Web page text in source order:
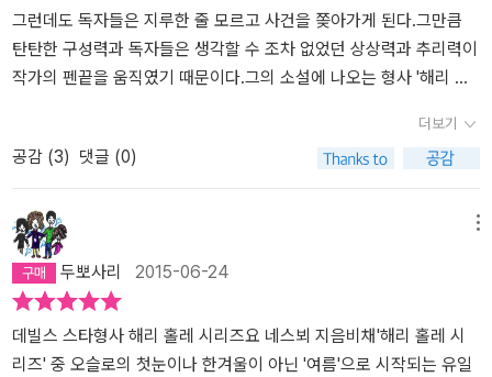
어. 그러면서 무단 결근을 밥 먹듯 했고, 삶의 목적도 잃은 것 같았어.
애인이었던 라켈과도 멀어지게 되었어. 묄레르 경정는 해리의 능력을
알기 때문에 그를 보호해 주었는데, 해리의무단 결근이 길어지니 더
인을 해야 하는 상사가 휴가 중이라서 아직 보직을 유지하고 있었지.
그 때 카밀라의 살인 사건이 발생해서 출동하게 된 거야. 해리는여전
히 술에 취해 있어 말썽만 부려서 그 사건에서 빼고 다른 일을 시켰어.
중요하지도 않고 귀찮기만일에 말이야.연출가로 유명한 빌리라는 사
람의 부인 리즈베트의 실종 사건이었어. 실종된지 몇 시간도 안되었
는데, 빌리가 신고를 한 거야. 과잉반응이지.. 그런데, 며칠 뒤 리즈베
트의 가운데 손가락이경찰서로 배달이 되었어. 그걸 보는 순간 그 전
의 카밀라 살인 사건과 연관이 있다고 생각했지. 하지만, 특별한 증거
는 없었어. 그러다가세번째 희생자가 발견되었어. 변호사 사무실에서
끼 손가락을 내려다 보았다.제가 이슬람교도에 대해 좀 아는데 아마
반장님도 아실 겁니다. 그놈들에게 비키니를 입고 돌아다니는 여자는
강간해달라고 사정하는 거나 마찬가지죠. 그런 여자들을 강간하는 건
죠.이슬람교를 기독교와 착각한 거 같군. - 105마침 위의 내용이 시의
적절하고 왠지 팩트폭격같은 느낌이 들어서....이 책 이야기는 아니지
만, 이방인에 대한 편견과 그를 답습하기만 하는 게으름, 무지 등등은
충분히 생각하고 논의되어야 하는 문제다. 이제와서... 라는 늦은 감이
있지만.2018. jul.
그런데도 독자들은 지루한 줄 모르고 사건을 쫒아가게 된다.그만큼
탄탄한 구성력과 독자들은 생각할 수 조차 없었던 상상력과 추리력이
작가의 펜끝을 움직였기 때문이다.그의 소설에 나오는 형사 '해리 홀
'톰 블레르'가 모든 상관이 탐내는 리더심이 강하고 형사라면 '해리 홀
레'는 외톨이에 술고래다.그렇지만 사건 해결력에 있어서는 그 누구
도 따를 수 없는 강력반 최고의 형사이다.'해리 홀레 '시리즈 중에 오
슬로 삼부작이라고 하는 <레드 브레스트>, <네메시스>를 잇는 완결
판인 <데빌스 스타>는 오슬로의 한 여름, 휴가철에 일어난다. 첫 사건
은 금요일 대낮 울레볼스바이엔 가의 아파트에서 일어난다. 아랫층으
로 떨어지는 물....그 물의 정체를 찾아간 윗층의 욕실에는 23살 아름
다운 여성이 총에 맞아 죽어 있다. 그녀의 검지는 잘라져 나갔고, 그녀
의 눈꺼풀 아래에는 오각형 모양의 붉은색 다이아몬드가 있다. 그리
더보기
공감 (3) 댓글 (0)
두뽀사리 2015-06-24
데빌스 스타형사 해리 홀레 시리즈요 네스뵈 지음비채'해리 홀레 시
리즈' 중 오슬로의 첫눈이나 한겨울이 아닌 '여름'으로 시작되는 유일